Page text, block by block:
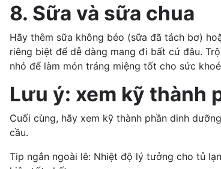
8. Sữa và sữa chua
Hãy thêm sữa không béo (sữa đã tách bơ)
riêng biệt để dễ dàng mang đi bất cứ đâu.
nhỏ để làm món tráng miệng tốt cho sức
Lưu ý: xem kỹ thành
Cuối cùng, hãy xem kỹ thành phần dinh dưỡng
cầu.
Tip ngắn ngoài lê: Nhiệt độ lý tưởng cho tủ